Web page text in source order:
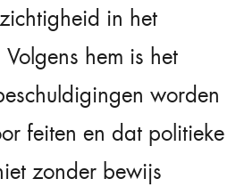
in het
hem is het
worden
feiten en dat politieke
zonder bewijs